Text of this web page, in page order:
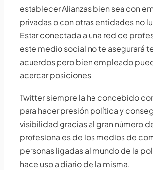
establecer Alianzas bien sea con
privadas o con otras entidades no
Estar conectada a una red de
este medio social no te asegurará
acuerdos pero bien empleado
acercar posiciones.
Twitter siempre la he concebido
para hacer presión política y
visibilidad gracias al gran número
profesionales de los medios de
personas ligadas al mundo de la
hace uso a diario de la misma.